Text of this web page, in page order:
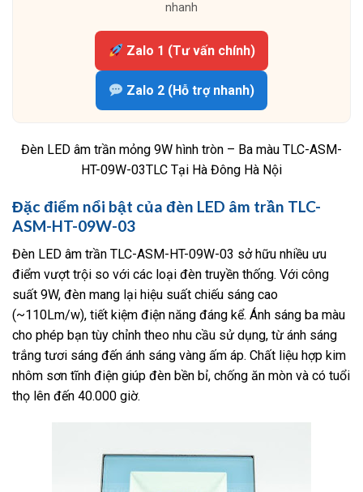
nhanh
Zalo 1 (Tư vấn chính)
Zalo 2 (Hỗ trợ nhanh)
Đèn LED âm trần mỏng 9W hình tròn – Ba màu TLC-ASM-
HT-09W-03TLC Tại Hà Đông Hà Nội
Đặc điểm nổi bật của đèn LED âm trần TLC-
ASM-HT-09W-03
Đèn LED âm trần TLC-ASM-HT-09W-03 sở hữu nhiều ưu
điểm vượt trội so với các loại đèn truyền thống. Với công
suất 9W, đèn mang lại hiệu suất chiếu sáng cao
(~110Lm/w), tiết kiệm điện năng đáng kể. Ánh sáng ba màu
cho phép bạn tùy chỉnh theo nhu cầu sử dụng, từ ánh sáng
trắng tươi sáng đến ánh sáng vàng ấm áp. Chất liệu hợp kim
nhôm sơn tĩnh điện giúp đèn bền bỉ, chống ăn mòn và có tuổi
thọ lên đến 40.000 giờ.